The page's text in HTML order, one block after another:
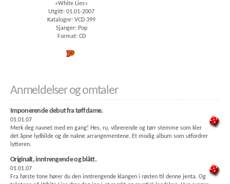
«White Lies»
Utgitt: 01.01-2007
Katalognr: VCD 399
Sjanger: Pop
Format: CD
Anmeldelser og omtaler
Imponerende debut fra tøff dame.
01.01.07
Merk deg navnet med en gang! Hes, ru, vibrerende og tørr stemme som kler
det åpne lydbilde og de nakne arrangementene. Et modig album som utfordrer
lytteren.
Originalt, inntrengende og blått.
01.01.07
Fra første tone hører du den inntrengende klangen i røsten til denne jenta. Og